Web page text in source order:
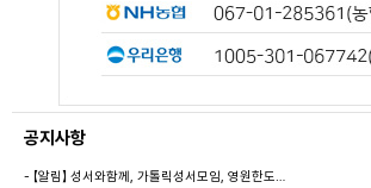
공지사항
- 【알림】 성서와함께, 가톨릭성서모임, 영원한도…